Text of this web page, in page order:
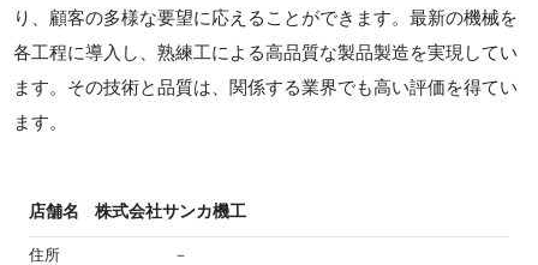
り、顧客の多様な要望に応えることができます。最新の機械を
各工程に導入し、熟練工による高品質な製品製造を実現してい
ます。その技術と品質は、関係する業界でも高い評価を得てい
ます。
店舗名 株式会社サンカ機工
住所 －